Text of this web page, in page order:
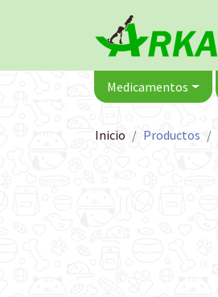
Medicamentos
Inicio Productos